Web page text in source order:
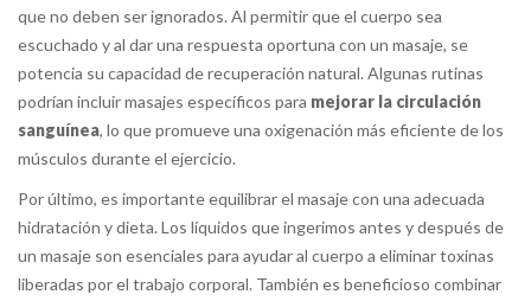
que no deben ser ignorados. Al permitir que el cuerpo sea
escuchado y al dar una respuesta oportuna con un masaje, se
potencia su capacidad de recuperación natural. Algunas rutinas
podrían incluir masajes específicos para mejorar la circulación
sanguínea, lo que promueve una oxigenación más eficiente de los
músculos durante el ejercicio.
Por último, es importante equilibrar el masaje con una adecuada
hidratación y dieta. Los líquidos que ingerimos antes y después de
un masaje son esenciales para ayudar al cuerpo a eliminar toxinas
liberadas por el trabajo corporal. También es beneficioso combinar